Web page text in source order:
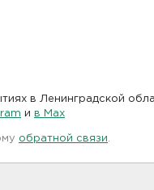
в Ленинградской
и в Maх
обратной связи